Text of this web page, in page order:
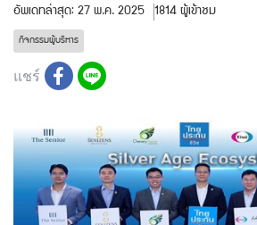
อัพเดทล่าสุด: 27 พ.ค. 2025 1814 ผู้เข้าชม
กิจกรรมผู้บริหาร
แชร์